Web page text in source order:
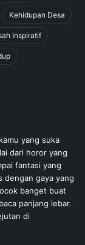
Kehidupan Desa
Inspiratif
yang suka
dari horor yang
fantasi yang
dengan gaya yang
banget buat
panjang lebar.
di